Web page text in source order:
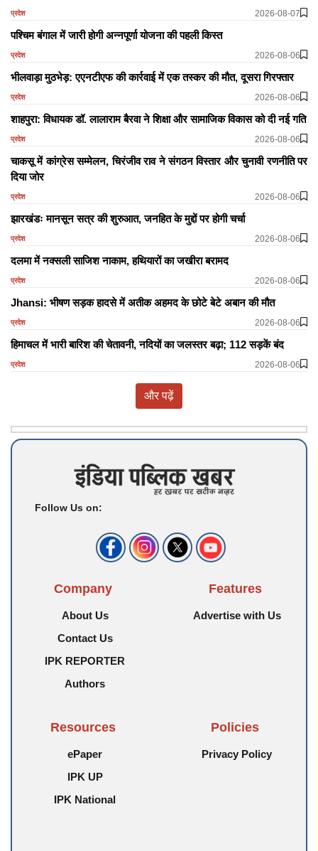
प्रदेश 2026-08-07
पश्चिम बंगाल में जारी होगी अन्नपूर्णा योजना की पहली किस्त
प्रदेश 2026-08-06
भीलवाड़ा मुठभेड़: एएनटीएफ की कार्रवाई में एक तस्कर की मौत, दूसरा गिरफ्तार
प्रदेश 2026-08-06
शाहपुरा: विधायक डॉ. लालाराम बैरवा ने शिक्षा और सामाजिक विकास को दी नई गति
प्रदेश 2026-08-06
चाकसू में कांग्रेस सम्मेलन, चिरंजीव राव ने संगठन विस्तार और चुनावी रणनीति पर
दिया जोर
प्रदेश 2026-08-06
झारखंडः मानसून सत्र की शुरुआत, जनहित के मुद्दों पर होगी चर्चा
प्रदेश 2026-08-06
दलमा में नक्सली साजिश नाकाम, हथियारों का जखीरा बरामद
प्रदेश 2026-08-06
Jhansi: भीषण सड़क हादसे में अतीक अहमद के छोटे बेटे अबान की मौत
प्रदेश 2026-08-06
हिमाचल में भारी बारिश की चेतावनी, नदियों का जलस्तर बढ़ा; 112 सड़कें बंद
प्रदेश 2026-08-06
और पढ़ें
Follow Us on:
Company
About Us
Contact Us
IPK REPORTER
Authors
Features
Advertise with Us
Resources
ePaper
IPK UP
IPK National
Policies
Privacy Policy